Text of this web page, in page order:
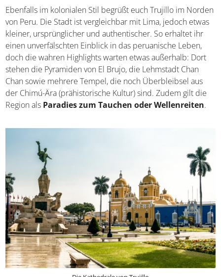
Trujillo
Ebenfalls im kolonialen Stil begrüßt euch Trujillo im
Norden von Peru. Die Stadt ist vergleichbar mit Lima,
jedoch etwas kleiner, ursprünglicher und authentischer.
So erhaltet ihr einen unverfälschten Einblick in das
peruanische Leben, doch die wahren Highlights warten
etwas außerhalb: Dort stehen die Pyramiden von El Brujo,
Kultur) sind. Zudem gilt die Region als
Tauchen oder Wellenreiten